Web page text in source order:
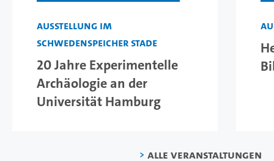
Ausstellung im
Schwedenspeicher Stade
20 Jahre Experimentelle
Archäologie an der
Universität Hamburg
Alle Veranstaltungen